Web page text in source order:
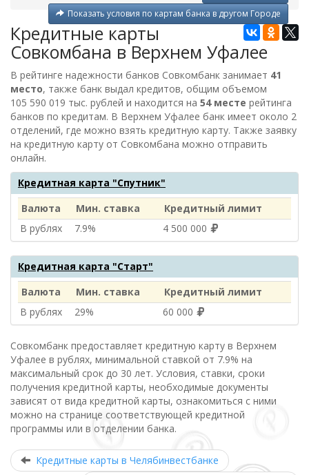
Показать условия по картам банка в другом Городе
Кредитные карты
Совкомбана в Верхнем Уфалее
В рейтинге надежности банков Совкомбанк занимает 41
место, также банк выдал кредитов, общим объемом
105 590 019 тыс. рублей и находится на 54 месте рейтинга
банков по кредитам. В Верхнем Уфалее банк имеет около 2
отделений, где можно взять кредитную карту. Также заявку
на кредитную карту от Совкомбана можно отправить
онлайн.
Кредитная карта "Спутник"
Валюта
Мин. ставка
Кредитный лимит
В рублях
7.9% 4 500 000
Кредитная карта "Старт"
Валюта
Мин. ставка
Кредитный лимит
В рублях
29% 60 000
Совкомбанк предоставляет кредитную карту в Верхнем
Уфалее в рублях, минимальной ставкой от 7.9% на
максимальный срок до 30 лет. Условия, ставки, сроки
получения кредитной карты, необходимые документы
зависят от вида кредитной карты, ознакомиться с ними
можно на странице соответствующей кредитной
программы или в отделении банка.
Кредитные карты в Челябинвестбанке